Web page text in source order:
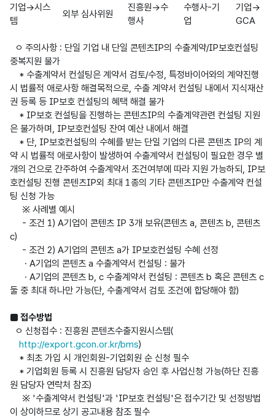
기업→시스
템
외부 심사위원
진흥원→수
행사
수행사-기
업
기업→
GCA
중복지원 불가
시 법률적 애로사항 해결목적으로, 수출 계약서 컨설팅 내에서 지식재산
권 등록 등 IP보호 컨설팅의 혜택 해결 불가
은 불가하며, IP보호컨설팅 잔여 예산 내에서 해결
약 시 법률적 애로사항이 발생하여 수출계약서 컨설팅이 필요한 경우 별
개의 건으로 간주하여 수출계약서 조건여부에 따라 지원 가능하되, IP보
호컨설팅 진행 콘텐츠IP외 최대 1종의 기타 콘텐츠IP만 수출계약 컨설
팅 신청 가능
c)
둘 중 최대 하나만 가능(단, 수출계약서 검토 조건에 합당해야 함)
■ 접수방법
  ㅇ 신청접수 : 진흥원 콘텐츠수출지원시스템(
http://export.gcon.or.kr/bms)
원 담당자 연락처 참조)
이 상이하므로 상기 공고내용 참조 필수